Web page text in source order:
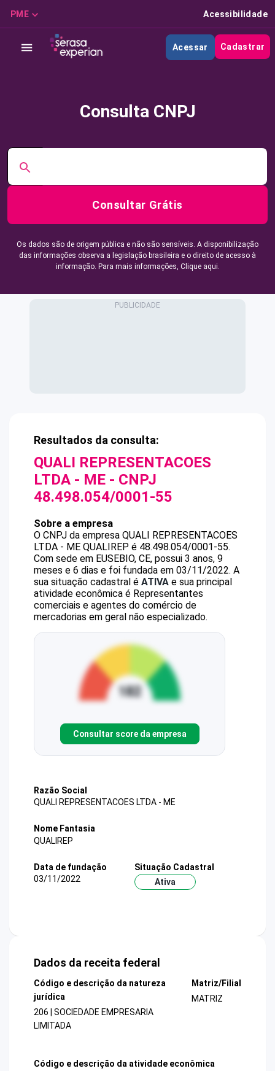
PME Acessibilidade
Acessar Cadastrar
Consulta CNPJ
Consultar Grátis
Os dados são de origem pública e não são sensíveis. A disponibilização
das informações observa a legislação brasileira e o direito de acesso à
informação. Para mais informações, Clique aqui.
Resultados da consulta:
QUALI REPRESENTACOES
LTDA - ME - CNPJ
48.498.054/0001-55
Sobre a empresa
O CNPJ da empresa QUALI REPRESENTACOES
LTDA - ME QUALIREP é 48.498.054/0001-55.
Com sede em EUSEBIO, CE, possui 3 anos, 9
meses e 6 dias e foi fundada em 03/11/2022. A
sua situação cadastral é ATIVA e sua principal
atividade econômica é Representantes
comerciais e agentes do comércio de
mercadorias em geral não especializado.
Consultar score da empresa
Razão Social
QUALI REPRESENTACOES LTDA - ME
Nome Fantasia
QUALIREP
Data de fundação
03/11/2022
Situação Cadastral
Ativa
Dados da receita federal
Código e descrição da natureza
jurídica
206 | SOCIEDADE EMPRESARIA
LIMITADA
Matriz/Filial
MATRIZ
Código e descrição da atividade econômica